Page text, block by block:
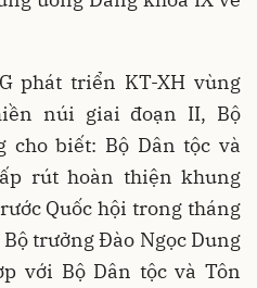
phát triển KT-XH vùng
núi giai đoạn II, Bộ
cho biết: Bộ Dân tộc và
rút hoàn thiện khung
Quốc hội trong tháng
trưởng Đào Ngọc Dung
với Bộ Dân tộc và Tôn